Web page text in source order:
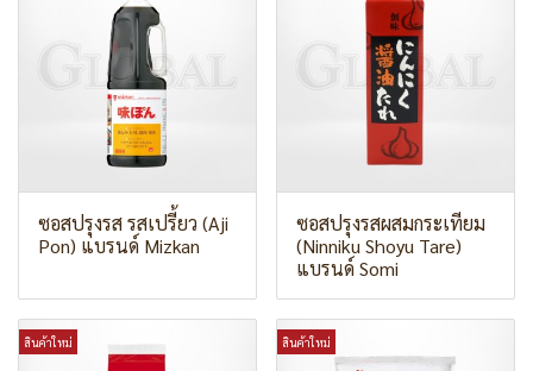
ซอสปรุงรส รสเปรี้ยว (Aji
Pon) แบรนด์ Mizkan
ซอสปรุงรสผสมกระเทียม
(Ninniku Shoyu Tare)
แบรนด์ Somi
สินค้าใหม่ สินค้าใหม่